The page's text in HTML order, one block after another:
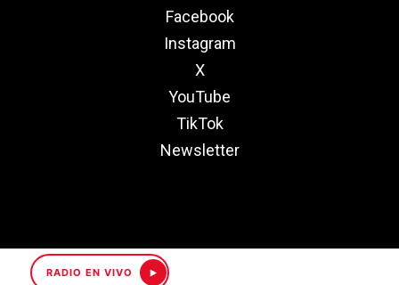
RADIO EN VIVO
Facebook
Instagram
X
YouTube
TikTok
Newsletter